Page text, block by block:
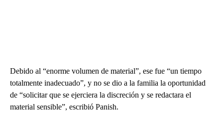
Debido al “enorme volumen de material”, ese fue “un tiempo
totalmente inadecuado”, y no se dio a la familia la oportunidad
de “solicitar que se ejerciera la discreción y se redactara el
material sensible”, escribió Panish.